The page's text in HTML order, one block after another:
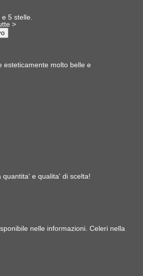
5 stelle.
>
esteticamente molto belle e
e qualita' di scelta!
nelle informazioni. Celeri nella